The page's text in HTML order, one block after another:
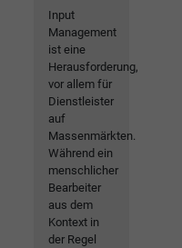
Input
Management
ist eine
Herausforderung,
vor allem für
Dienstleister
auf
Massenmärkten.
Während ein
menschlicher
Bearbeiter
aus dem
Kontext in
der Regel